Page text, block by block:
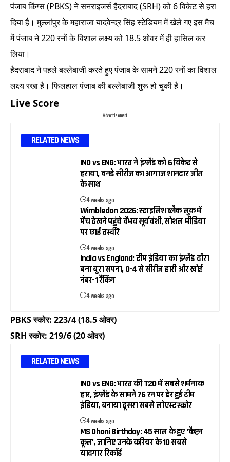
पंजाब किंग्स (PBKS) ने सनराइजर्स हैदराबाद (SRH) को 6 विकेट से हरा
दिया है। मुल्लांपुर के महाराजा यादवेन्द्र सिंह स्टेडियम में खेले गए इस मैच
में पंजाब ने 220 रनों के विशाल लक्ष्य को 18.5 ओवर में ही हासिल कर
लिया।
हैदराबाद ने पहले बल्लेबाजी करते हुए पंजाब के सामने 220 रनों का विशाल
लक्ष्य रखा है। फिलहाल पंजाब की बल्लेबाजी शुरू हो चुकी है।
Live Score
- Advertisement -
RELATED NEWS
IND vs ENG: भारत ने इंग्लैंड को 6 विकेट से
हराया, वनडे सीरीज का आगाज शानदार जीत
के साथ
4 weeks ago
Wimbledon 2026: स्टाइलिश ब्लैक लुक में
मैच देखने पहुंचे वैभव सूर्यवंशी, सोशल मीडिया
पर छाईं तस्वीरें
4 weeks ago
India vs England: टीम इंडिया का इंग्लैंड दौरा
बना बुरा सपना, 0-4 से सीरीज हारी और खोई
नंबर-1 रैंकिंग
4 weeks ago
PBKS स्कोर: 223/4 (18.5 ओवर)
SRH स्कोर: 219/6 (20 ओवर)
RELATED NEWS
IND vs ENG: भारत की T20 में सबसे शर्मनाक
हार, इंग्लैंड के सामने 76 रन पर ढेर हुई टीम
इंडिया, बनाया दूसरा सबसे लोएस्ट स्कोर
4 weeks ago
MS Dhoni Birthday: 45 साल के हुए ‘कैप्टन
कूल’, जानिए उनके करियर के 10 सबसे
यादगार रिकॉर्ड